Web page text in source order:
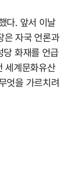
다. 앞서 이날
은 자국 언론과
화재를 언급
세계문화유산
엇을 가르치려